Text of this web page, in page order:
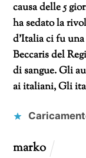
causa delle 5
ha sedato la
d’Italia ci fu
Beccaris del
di sangue. Gli
ai italiani, Gli
marko